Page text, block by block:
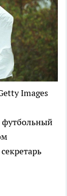
Images
футбольный